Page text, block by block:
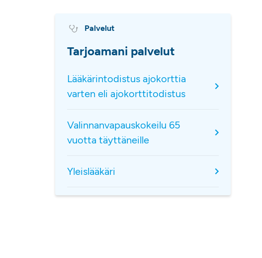
Palvelut
Tarjoamani palvelut
Lääkärintodistus ajokorttia
varten eli ajokorttitodistus
Valinnanvapauskokeilu 65
vuotta täyttäneille
Yleislääkäri